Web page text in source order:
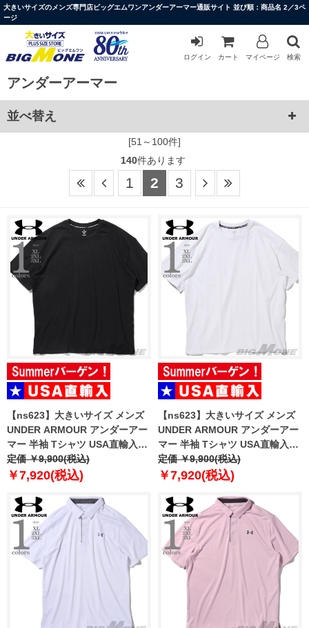
大きいサイズのメンズ専門店ビッグエムワンアンダーアーマー通販サイト 並び順：商品名 2／3ペ
ージ
ログイン カート マイページ 検索
アンダーアーマー
並べ替え
[51～100件]
140件あります
1 2 3
【ns623】大きいサイズ メンズ
UNDER ARMOUR アンダーアー
マー 半袖 Tシャツ USA直輸入
6000216-001
定価 ￥9,900(税込)
￥7,920(税込)
【ns623】大きいサイズ メンズ
UNDER ARMOUR アンダーアー
マー 半袖 Tシャツ USA直輸入
6000216-100
定価 ￥9,900(税込)
￥7,920(税込)